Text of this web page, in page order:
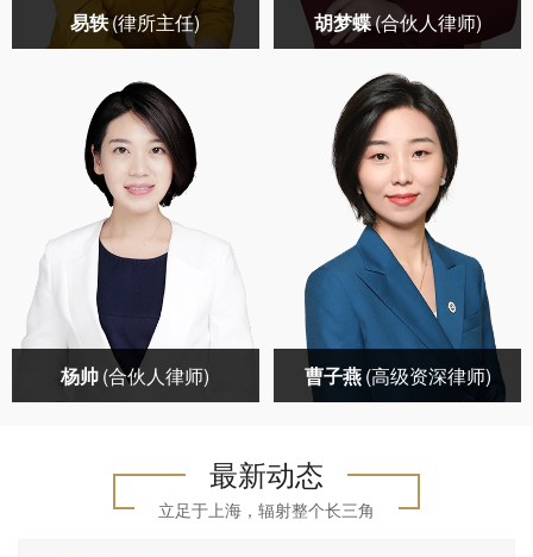
易轶(律所主任)
易轶(律所主任)
社会职务：北京家理律
师事务所创始人、主任
中国家庭文化研究会常
务理事中国婚姻家庭研
究会理事中华全国妇女
联合会公益律师中国法
学交流基金会婚姻家庭
研究专项基金顾问委员
会主任人民法院诉
立即咨询→
胡梦蝶(合伙人律师)
胡梦蝶(合伙人律师)
社会职务：家理律师事
务所副主任中国法学交
流基金会婚姻家庭研究
专项基金管理委员会副
主任首都经济贸易大学
法学院家族企业财富治
理研究中心特约研究员
中央电视台《法律讲
堂》主讲律师中央电视
立即咨询→
杨帅(合伙人律师)
杨帅(合伙人律师)
曹子燕(高级资深律师)
曹子燕(高级资深律
最新动态
立足于上海，辐射整个长三角